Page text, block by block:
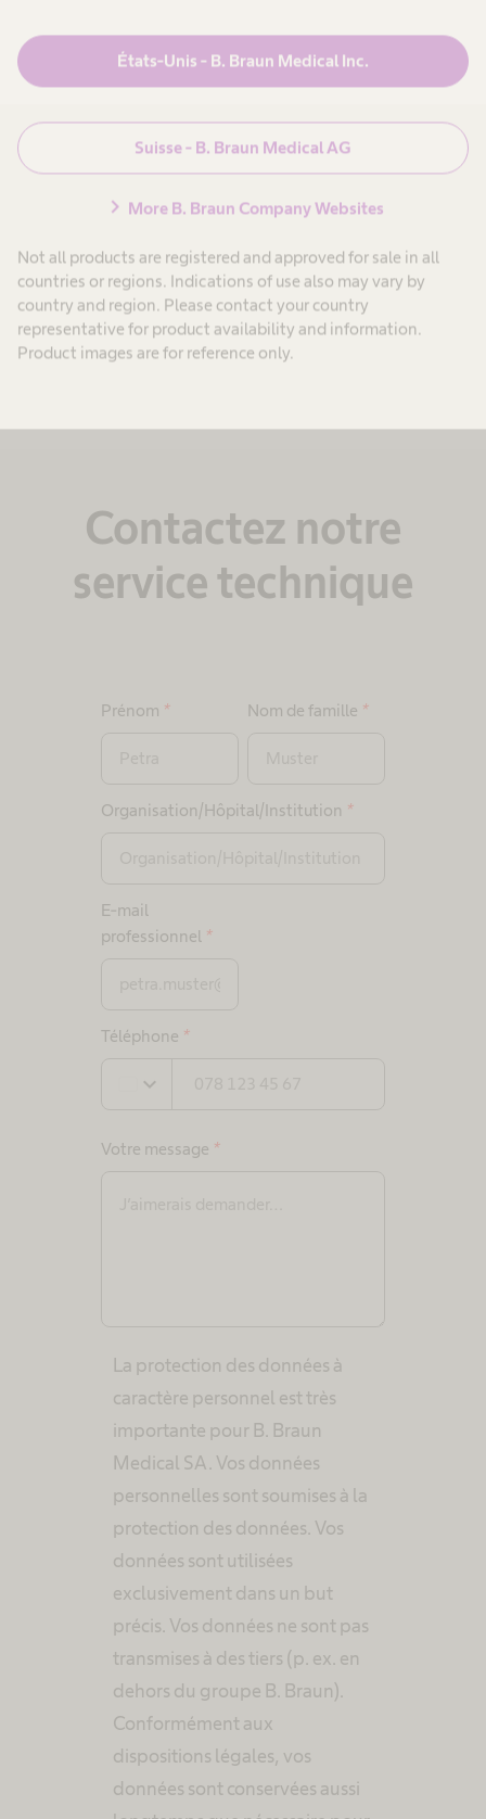
États-Unis - B. Braun Medical Inc.
Suisse - B. Braun Medical AG
chevron_right More B. Braun Company Websites
Not all products are registered and approved for sale in all
countries or regions. Indications of use also may vary by
country and region. Please contact your country
representative for product availability and information.
Product images are for reference only.
Nos bureaux de service
technique dans le
monde entier
Découvrez notre présence mondiale
Contactez notre
service technique​
Prénom * Nom de famille *
Organisation/Hôpital/Institution *
E-mail
professionnel *
Téléphone *
expand_more
Votre message *
La protection des données à
caractère personnel est très
importante pour B. Braun
Medical SA. Vos données
personnelles sont soumises à la
protection des données. Vos
données sont utilisées
exclusivement dans un but
précis. Vos données ne sont pas
transmises à des tiers (p. ex. en
dehors du groupe B. Braun).
Conformément aux
dispositions légales, vos
données sont conservées aussi